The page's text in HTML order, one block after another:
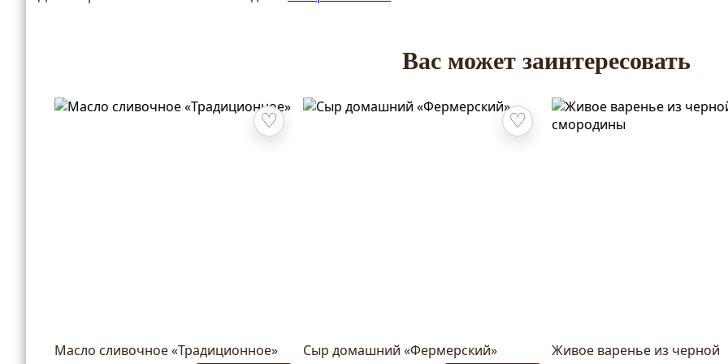
Вас может заинтересовать
Добавить в избранное
Масло сливочное «Традиционное»
Добавить в избранное
Сыр домашний «Фермерский»
Живое варенье из черной